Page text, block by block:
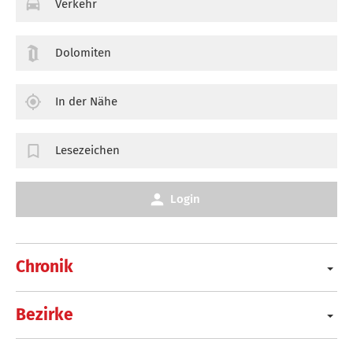
Chronik
Bezirke
Verkehr
Dolomiten
In der Nähe
Lesezeichen
Login